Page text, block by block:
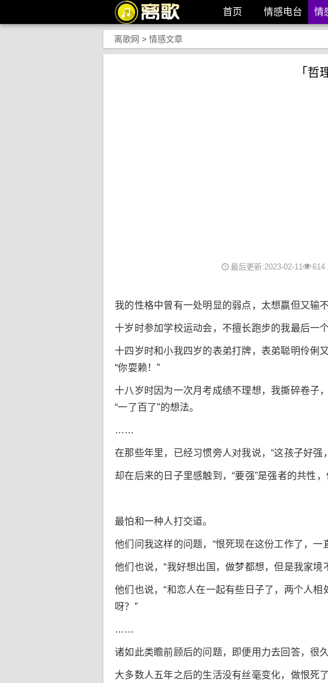
首页 情感电台 情
离歌网 > 情感文章
「哲
最后更新:2023-02-11 614
我的性格中曾有一处明显的弱点，太想赢但又输不
十岁时参加学校运动会，不擅长跑步的我最后一
十四岁时和小我四岁的表弟打牌，表弟聪明伶俐
“你耍赖！”
十八岁时因为一次月考成绩不理想，我撕碎卷子
“一了百了”的想法。
……
在那些年里，已经习惯旁人对我说，“这孩子好强
却在后来的日子里感触到，“要强”是强者的共性
最怕和一种人打交道。
他们问我这样的问题，“恨死现在这份工作了，
他们也说，“我好想出国，做梦都想，但是我家
他们也说，“和恋人在一起有些日子了，两个人
呀？”
……
诸如此类瞻前顾后的问题，即便用力去回答，很
大多数人五年之后的生活没有丝毫变化，做恨死